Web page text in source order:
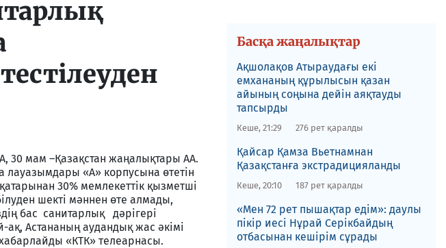
30 мам –Қазақстан жаңалықтары АА.
лауазымдары «А» корпусына өтетін
30% мемлекеттік қызметші
шекті мәннен өте алмады,
бас санитарлық дәрігері
Астананың аудандық жас әкімі
«КТК» телеарнасы.
Басқа жаңалықтар
Ақшолақов Атыраудағы екі
емхананың құрылысын қазан
айының соңына дейін аяқтауды
тапсырды
Кеше, 21:29 276 рет қаралды
​Қайсар Қамза Вьетнамнан
Қазақстанға экстрадицияланды
Кеше, 20:10 187 рет қаралды
«Мен 72 рет пышақтар едім»: даулы
пікір иесі Нұрай Серікбайдың
отбасынан кешірім сұрады